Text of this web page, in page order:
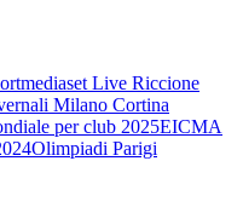
Live Riccione
Milano Cortina
per club 2025EICMA
Olimpiadi Parigi